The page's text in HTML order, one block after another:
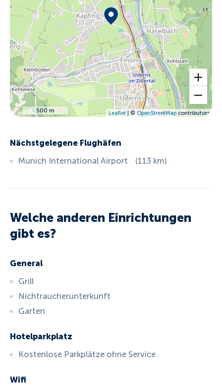
500 m Leaflet| © OpenStreetMapcontributors
Nächstgelegene Flughäfen
Munich International Airport
(113 km)
Welche anderen Einrichtungen
gibt es?
General
Grill
Nichtraucherunterkunft
Garten
Hotelparkplatz
Kostenlose Parkplätze ohne Service
Wifi